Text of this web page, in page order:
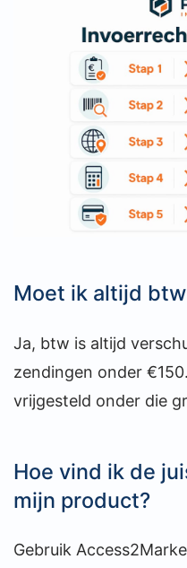
Moet ik altijd
Ja, btw is altijd
zendingen onder
vrijgesteld onder die
Hoe vind ik de
mijn product?
Gebruik